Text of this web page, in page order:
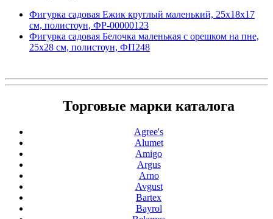
Фигурка садовая Ежик круглый маленький, 25х18х17
см, полистоун, ФР-00000123
Фигурка садовая Белочка маленькая с орешком на пне,
25х28 см, полистоун, ФП248
Торговые марки каталога
Agree's
Alumet
Amigo
Argus
Arno
Avgust
Bartex
Bayrol